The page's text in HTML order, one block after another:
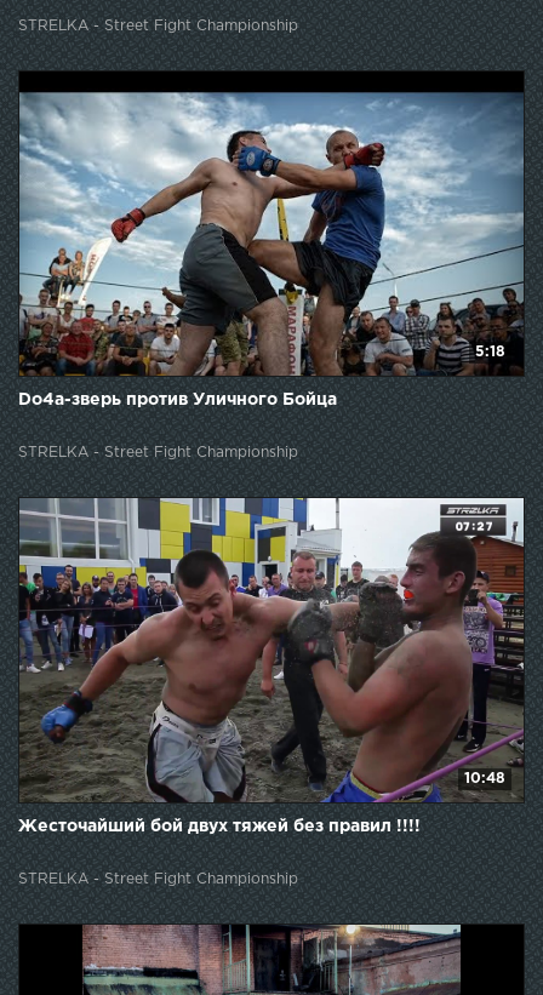
STRELKA - Street Fight Championship
5:18
Do4a-зверь против Уличного Бойца
STRELKA - Street Fight Championship
10:48
Жесточайший бой двух тяжей без правил !!!!
STRELKA - Street Fight Championship